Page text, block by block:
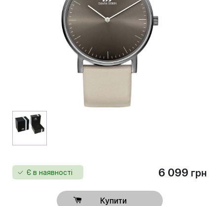
Є в наявності 6 099 грн
Купити